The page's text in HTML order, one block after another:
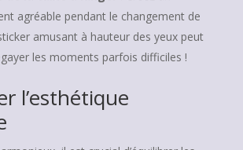
agréable pendant le changement de
amusant à hauteur des yeux peut
les moments parfois difficiles !
l’esthétique